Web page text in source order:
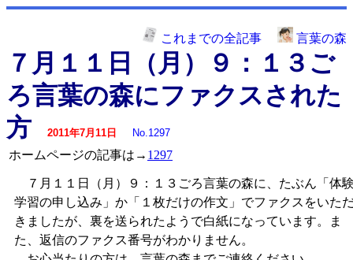
これまでの全記事 言葉の森
７月１１日（月）９：１３ご
ろ言葉の森にファクスされた
方
2011年7月11日 No.1297
ホームページの記事は→ 1297
７月１１日（月）９：１３ごろ言葉の森に、たぶん「体
学習の申し込み」か「１枚だけの作文」でファクスをいた
きましたが、裏を送られたようで白紙になっています。ま
た、返信のファクス番号がわかりません。